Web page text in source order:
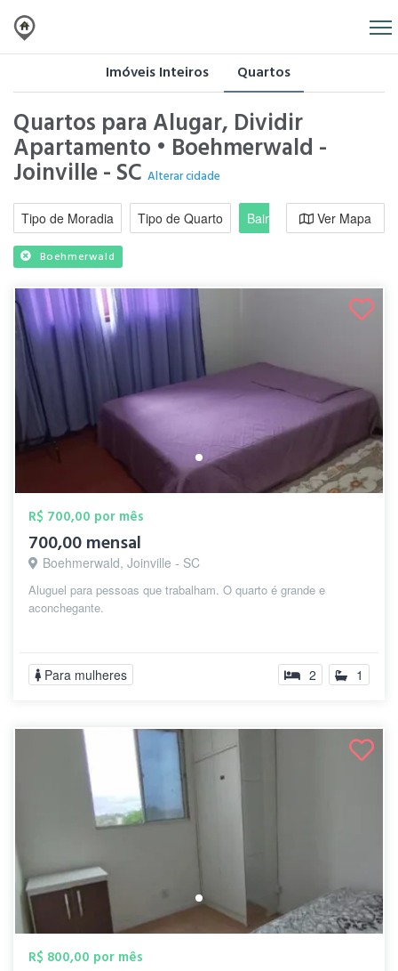
Imóveis Inteiros Quartos
Quartos para Alugar, Dividir
Apartamento • Boehmerwald -
Joinville - SC Alterar cidade
Tipo de Moradia Tipo de Quarto Bairro / RegiãoVer Mapa
Boehmerwald
R$ 700,00 por mês
700,00 mensal
Boehmerwald, Joinville - SC
Aluguel para pessoas que trabalham. O quarto é grande e
aconchegante.
Para mulheres 2 1
R$ 800,00 por mês